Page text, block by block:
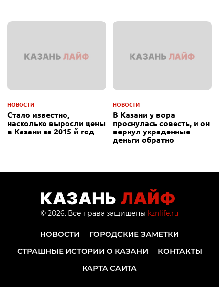
НОВОСТИ
Стало известно,
насколько выросли цены
в Казани за 2015-й год
НОВОСТИ
В Казани у вора
проснулась совесть, и он
вернул украденные
деньги обратно
© 2026. Все права защищены kznlife.ru
НОВОСТИ
ГОРОДСКИЕ ЗАМЕТКИ
СТРАШНЫЕ ИСТОРИИ О КАЗАНИ
КОНТАКТЫ
КАРТА САЙТА